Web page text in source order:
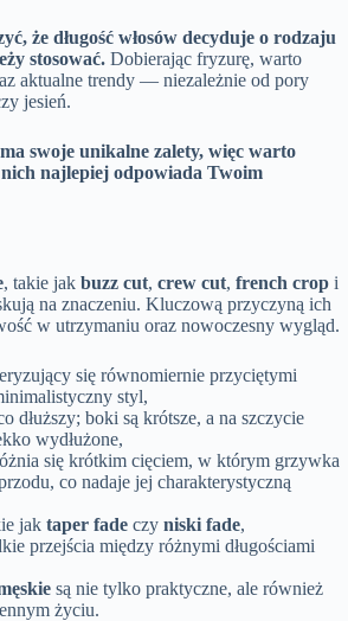
że długość włosów decyduje o rodzaju
stosować. Dobierając fryzurę, warto
aktualne trendy — niezależnie od pory
jesień.
swoje unikalne zalety, więc warto
najlepiej odpowiada Twoim
, takie jak buzz cut, crew cut, french crop i
na znaczeniu. Kluczową przyczyną ich
w utrzymaniu oraz nowoczesny wygląd.
się równomiernie przyciętymi
styl,
dłuższy; boki są krótsze, a na szczycie
wydłużone,
się krótkim cięciem, w którym grzywka
co nadaje jej charakterystyczną
jak taper fade czy niski fade,
przejścia między różnymi długościami
są nie tylko praktyczne, ale również
życiu.